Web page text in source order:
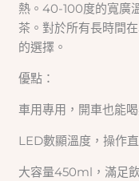
熱。40-100度的寬廣
茶。對於所有長時間
的選擇。
優點：
車用專用，開車也能喝
LED數顯溫度，操作直
大容量450ml，滿足